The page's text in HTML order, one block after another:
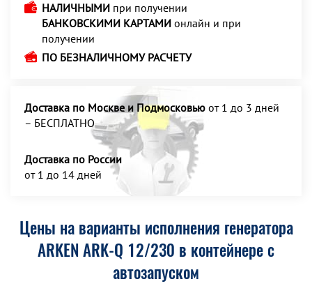
НАЛИЧНЫМИ при получении
БАНКОВСКИМИ КАРТАМИ онлайн и при
получении
ПО БЕЗНАЛИЧНОМУ РАСЧЕТУ
Доставка по Москве и Подмосковью от 1 до 3 дней
– БЕСПЛАТНО
Доставка по России
от 1 до 14 дней
Цены на варианты исполнения генератора
ARKEN ARK-Q 12/230 в контейнере с
автозапуском